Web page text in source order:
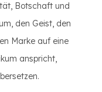
Botschaft und
den Geist, den
Marke auf eine
anspricht,